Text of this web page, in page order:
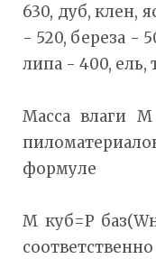
630, дуб, клен,
- 520, береза -
липа - 400, ель,
Масса влаги
формуле
М куб=Р